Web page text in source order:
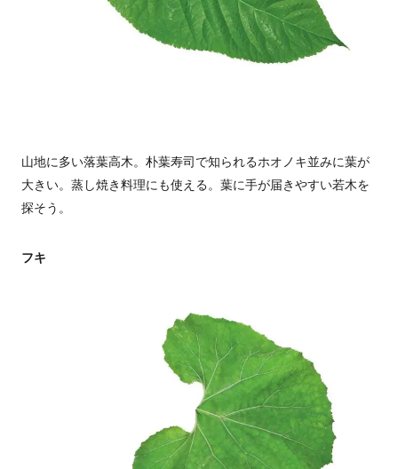
山地に多い落葉高木。朴葉寿司で知られるホオノキ並みに葉が
大きい。蒸し焼き料理にも使える。葉に手が届きやすい若木を
探そう。
フキ